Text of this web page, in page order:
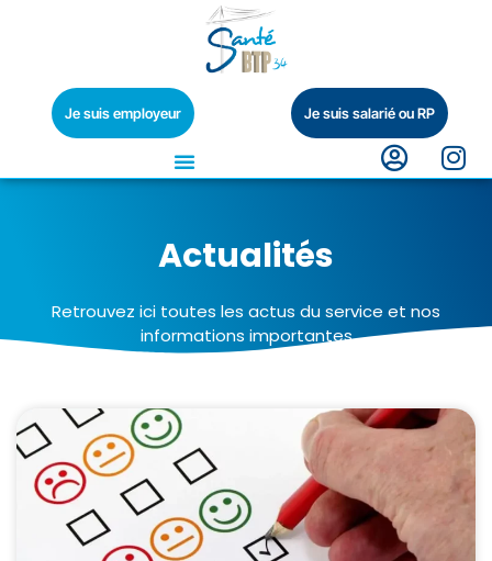
Je suis employeur Je suis salarié ou RP
Actualités
Retrouvez ici toutes les actus du service et nos
informations importantes